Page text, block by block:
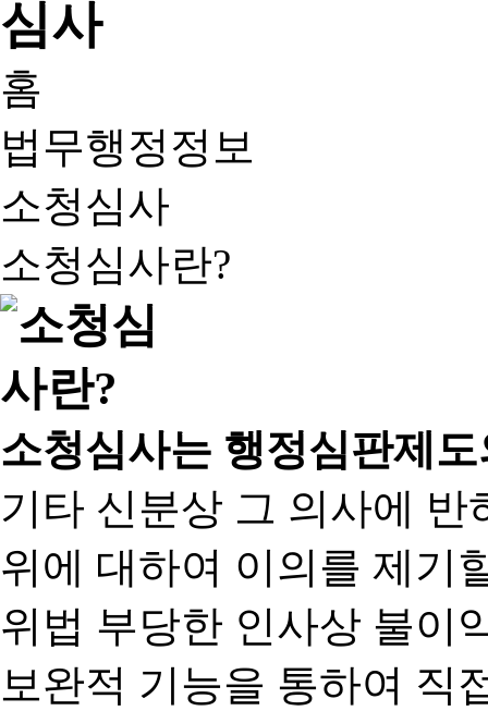
홈
법무행정정보
소청심사
소청심사란?
소청심사는 행정심판제
기타 신분상 그 의사에
위에 대하여 이의를 제기
위법 부당한 인사상 불이
보완적 기능을 통하여 직